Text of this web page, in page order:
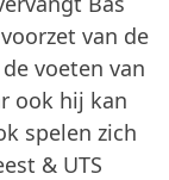
van de
voeten van
ook hij kan
spelen zich
& UTS